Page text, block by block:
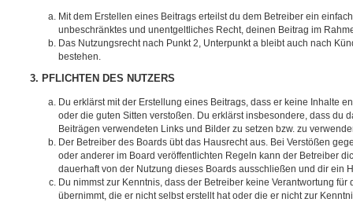
Mit dem Erstellen eines Beitrags erteilst du dem Betreiber ein
unbeschränktes und unentgeltliches Recht, deinen Beitrag im
Das Nutzungsrecht nach Punkt 2, Unterpunkt a bleibt auch nach
bestehen.
3. PFLICHTEN DES NUTZERS
Du erklärst mit der Erstellung eines Beitrags, dass er keine Inhalte
oder die guten Sitten verstoßen. Du erklärst insbesondere, dass du
Beiträgen verwendeten Links und Bilder zu setzen bzw. zu
Der Betreiber des Boards übt das Hausrecht aus. Bei Verstößen
oder anderer im Board veröffentlichten Regeln kann der Betreiber
dauerhaft von der Nutzung dieses Boards ausschließen und dir ein
Du nimmst zur Kenntnis, dass der Betreiber keine Verantwortung für
übernimmt, die er nicht selbst erstellt hat oder die er nicht zur